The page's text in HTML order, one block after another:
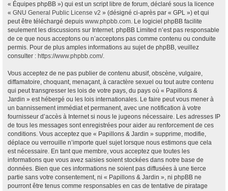
« Équipes phpBB ») qui est un script libre de forum, déclaré sous la licence
« GNU General Public License v2 » (désigné ci-après par « GPL ») et qui
peut être téléchargé depuis www.phpbb.com. Le logiciel phpBB facilite
seulement les discussions sur Internet. phpBB Limited n’est pas responsable
de ce que nous acceptons ou n’acceptons pas comme contenu ou conduite
permis. Pour de plus amples informations au sujet de phpBB, veuillez
consulter : https://www.phpbb.com/.
Vous acceptez de ne pas publier de contenu abusif, obscène, vulgaire,
diffamatoire, choquant, menaçant, à caractère sexuel ou tout autre contenu
qui peut transgresser les lois de votre pays, du pays où « Papillons &
Jardin » est hébergé ou les lois internationales. Le faire peut vous mener à
un bannissement immédiat et permanent, avec une notification à votre
fournisseur d’accès à Internet si nous le jugeons nécessaire. Les adresses IP
de tous les messages sont enregistrées pour aider au renforcement de ces
conditions. Vous acceptez que « Papillons & Jardin » supprime, modifie,
déplace ou verrouille n’importe quel sujet lorsque nous estimons que cela
est nécessaire. En tant que membre, vous acceptez que toutes les
informations que vous avez saisies soient stockées dans notre base de
données. Bien que ces informations ne soient pas diffusées à une tierce
partie sans votre consentement, ni « Papillons & Jardin », ni phpBB ne
pourront être tenus comme responsables en cas de tentative de piratage